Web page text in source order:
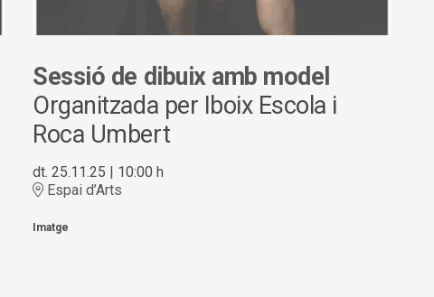
Sessió de dibuix amb model
Organitzada per Iboix Escola i
Roca Umbert
dt. 25.11.25
10:00 h
Espai d’Arts
Imatge